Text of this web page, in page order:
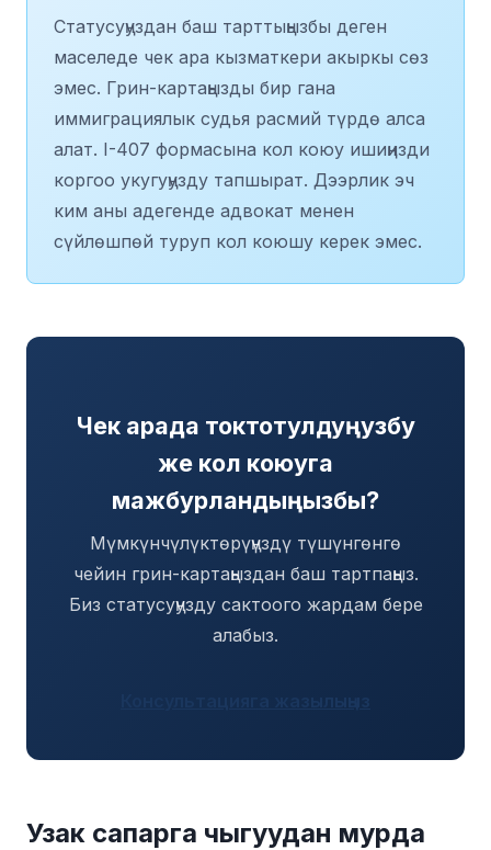
Статусуңуздан баш тарттыңызбы деген
маселеде чек ара кызматкери акыркы сөз
эмес. Грин-картаңызды бир гана
иммиграциялык судья расмий түрдө алса
алат. I-407 формасына кол коюу ишиңизди
коргоо укугуңузду тапшырат. Дээрлик эч
ким аны адегенде адвокат менен
сүйлөшпөй туруп кол коюшу керек эмес.
Чек арада токтотулдуңузбу
же кол коюуга
мажбурландыңызбы?
Мүмкүнчүлүктөрүңүздү түшүнгөнгө
чейин грин-картаңыздан баш тартпаңыз.
Биз статусуңузду сактоого жардам бере
алабыз.
Узак сапарга чыгуудан мурда